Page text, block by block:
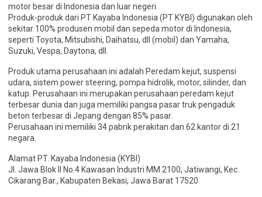
motor besar di Indonesia dan luar negeri.
Produk-produk dari PT Kayaba Indonesia (PT KYBI) digunakan oleh
sekitar 100% produsen mobil dan sepeda motor di Indonesia,
seperti Toyota, Mitsubishi, Daihatsu, dll (mobil) dan Yamaha,
Suzuki, Vespa, Daytona, dll.
Produk utama perusahaan ini adalah Peredam kejut, suspensi
udara, sistem power steering, pompa hidrolik, motor, silinder, dan
katup. Perusahaan ini merupakan perusahaan peredam kejut
terbesar dunia dan juga memiliki pangsa pasar truk pengaduk
beton terbesar di Jepang dengan 85% pasar.
Perusahaan ini memiliki 34 pabrik perakitan dan 62 kantor di 21
negara.
Alamat PT. Kayaba Indonesia (KYBI)
Jl. Jawa Blok II No.4 Kawasan Industri MM 2100, Jatiwangi, Kec.
Cikarang Bar., Kabupaten Bekasi, Jawa Barat 17520